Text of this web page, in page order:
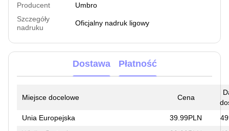
Producent
Umbro
Szczegóły
nadruku
Oficjalny nadruk ligowy
Dostawa Płatność
Miejsce docelowe Cena
Unia Europejska
39.99PLN